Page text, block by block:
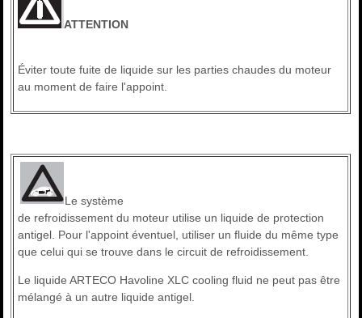
ATTENTION
Éviter toute fuite de liquide sur les parties chaudes du moteur
au moment de faire l'appoint.
Le système
de refroidissement du moteur utilise un liquide de protection
antigel. Pour l'appoint éventuel, utiliser un fluide du même type
que celui qui se trouve dans le circuit de refroidissement.
Le liquide ARTECO Havoline XLC cooling fluid ne peut pas être
mélangé à un autre liquide antigel.